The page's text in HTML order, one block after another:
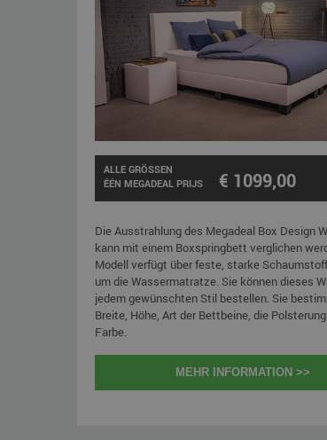
ALLE GRÖSSEN
ÉÉN MEGADEAL PRIJS
€ 1099,00
Die Ausstrahlung des Megadeal Box Design
kann mit einem Boxspringbett verglichen
Modell verfügt über feste, starke
um die Wassermatratze. Sie können dieses
jedem gewünschten Stil bestellen. Sie
Breite, Höhe, Art der Bettbeine, die
Farbe.
MEHR INFORMATION >>